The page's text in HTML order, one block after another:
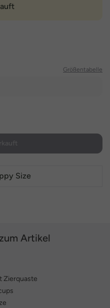
Größentabelle
Size
Artikel
Zierquaste